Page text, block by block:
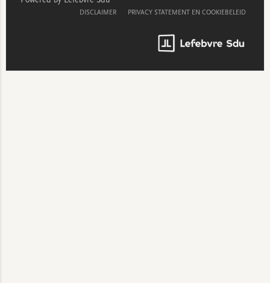
DISCLAIMER PRIVACY STATEMENT EN COOKIEBELEID